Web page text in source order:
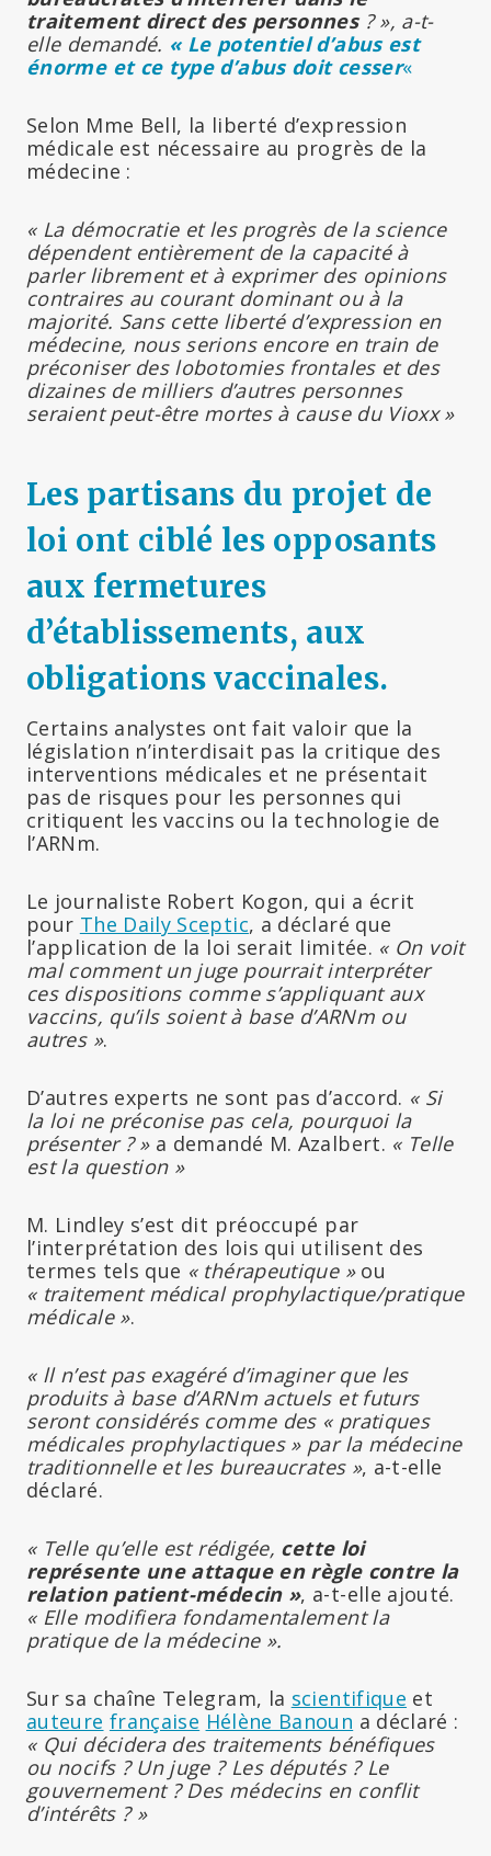
traitement direct des personnes ? », a-t-
elle demandé. « Le potentiel d’abus est
énorme et ce type d’abus doit cesser«
Selon Mme Bell, la liberté d’expression
médicale est nécessaire au progrès de la
médecine :
« La démocratie et les progrès de la science
dépendent entièrement de la capacité à
parler librement et à exprimer des opinions
contraires au courant dominant ou à la
majorité. Sans cette liberté d’expression en
médecine, nous serions encore en train de
préconiser des lobotomies frontales et des
dizaines de milliers d’autres personnes
seraient peut-être mortes à cause du Vioxx »
Les partisans du projet de
loi ont ciblé les opposants
aux fermetures
d’établissements, aux
obligations vaccinales.
Certains analystes ont fait valoir que la
législation n’interdisait pas la critique des
interventions médicales et ne présentait
pas de risques pour les personnes qui
critiquent les vaccins ou la technologie de
l’ARNm.
Le journaliste Robert Kogon, qui a écrit
pour The Daily Sceptic, a déclaré que
l’application de la loi serait limitée. « On voit
mal comment un juge pourrait interpréter
ces dispositions comme s’appliquant aux
vaccins, qu’ils soient à base d’ARNm ou
autres ».
D’autres experts ne sont pas d’accord. « Si
la loi ne préconise pas cela, pourquoi la
présenter ? » a demandé M. Azalbert. « Telle
est la question »
M. Lindley s’est dit préoccupé par
l’interprétation des lois qui utilisent des
termes tels que « thérapeutique »ou
« traitement médical prophylactique/pratique
médicale ».
« ll n’est pas exagéré d’imaginer que les
produits à base d’ARNm actuels et futurs
seront considérés comme des « pratiques
médicales prophylactiques » par la médecine
traditionnelle et les bureaucrates », a-t-elle
déclaré.
« Telle qu’elle est rédigée, cette loi
représente une attaque en règle contre la
relation patient-médecin », a-t-elle ajouté.
« Elle modifiera fondamentalement la
pratique de la médecine ».
Sur sa chaîne Telegram, la scientifique et
auteure française Hélène Banoun a déclaré :
« Qui décidera des traitements bénéfiques
ou nocifs ? Un juge ? Les députés ? Le
gouvernement ? Des médecins en conflit
d’intérêts ? »